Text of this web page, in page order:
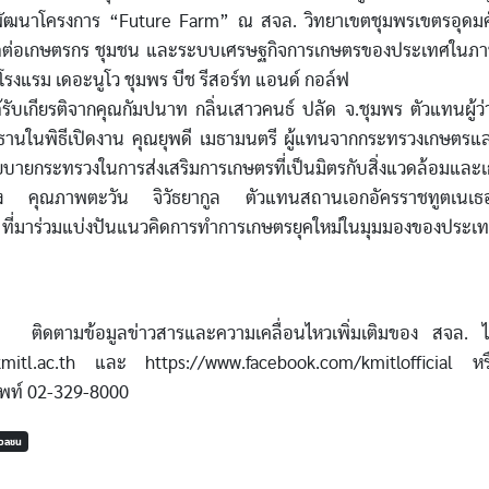
นาโครงการ “Future Farm” ณ สจล. วิทยาเขตชุมพรเขตรอุดม
อเกษตรกร ชุมชน และระบบเศรษฐกิจการเกษตรของประเทศในภ
รงแรม เดอะนูโว ชุมพร บีช รีสอร์ท แอนด์ กอล์ฟ
บเกียรติจากคุณกัมปนาท กลิ่นเสาวคนธ์ ปลัด จ.ชุมพร ตัวแทนผู้ว่า
านในพิธีเปิดงาน คุณยุพดี เมธามนตรี ผู้แทนจากกระทรวงเกษตร
ายกระทรวงในการส่งเสริมการเกษตรที่เป็นมิตรกับสิ่งแวดล้อมและ
คุณภาพตะวัน จิวัธยากูล ตัวแทนสถานเอกอัครราชทูตเนเธอ
าร่วมแบ่งปันแนวคิดการทำการเกษตรยุคใหม่ในมุมมองของประเ
ข่าวสารและความเคลื่อนไหวเพิ่มเติมของ สจล. ได้
และ https://www.facebook.com/kmitlofficial ห
ท์ 02-329-8000
ลชน